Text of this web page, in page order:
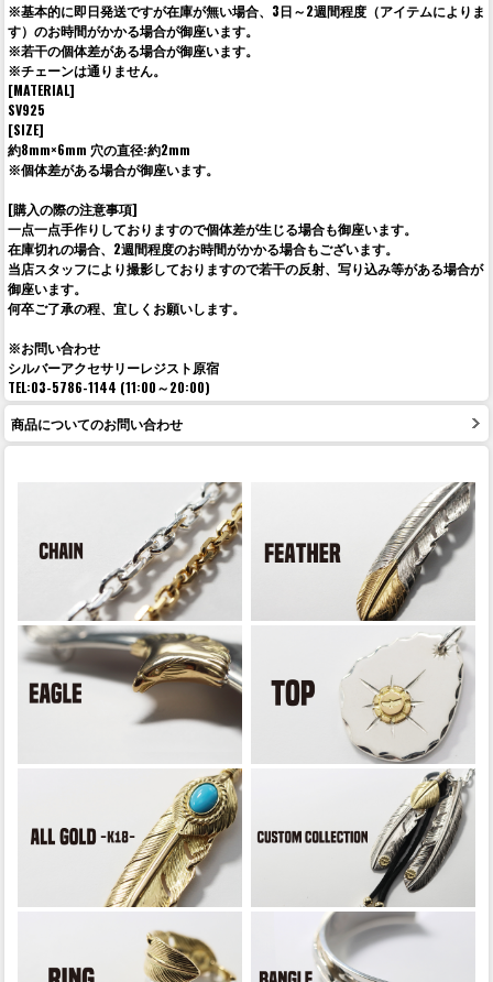
※基本的に即日発送ですが在庫が無い場合、3日～2週間程度（アイテムによりま
す）のお時間がかかる場合が御座います。
※若干の個体差がある場合が御座います。
※チェーンは通りません。
[MATERIAL]
SV925
[SIZE]
約8mm×6mm 穴の直径:約2mm
※個体差がある場合が御座います。
[購入の際の注意事項]
一点一点手作りしておりますので個体差が生じる場合も御座います。
在庫切れの場合、2週間程度のお時間がかかる場合もございます。
当店スタッフにより撮影しておりますので若干の反射、写り込み等がある場合が
御座います。
何卒ご了承の程、宜しくお願いします。
※お問い合わせ
シルバーアクセサリーレジスト原宿
TEL:03-5786-1144 (11:00～20:00)
商品についてのお問い合わせ